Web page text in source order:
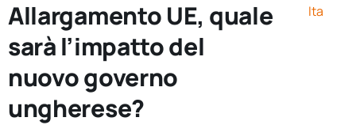
Ricerca e divulgazione
Sezioni
Allargamento UE, quale
sarà l’impatto del
nuovo governo
ungherese?
Ita